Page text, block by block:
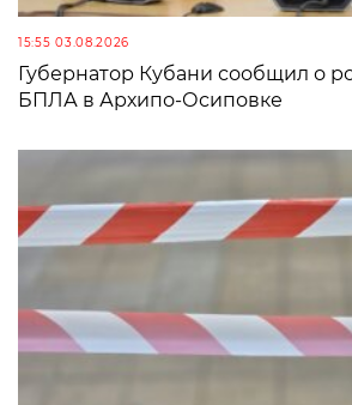
15:55 03.08.2026
Губернатор Кубани сообщил о
БПЛА в Архипо-Осиповке